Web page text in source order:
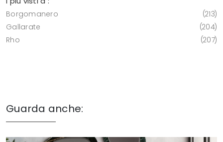
Borgomanero
213
Gallarate
204
Rho
207
Guarda anche: